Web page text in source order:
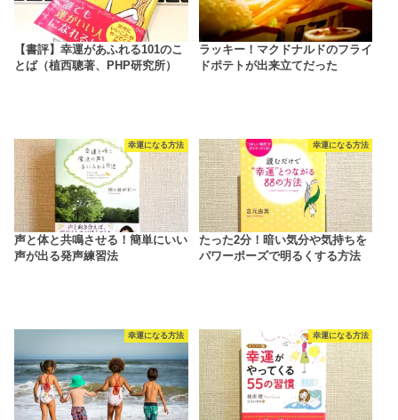
【書評】幸運があふれる101のこ
とば（植西聰著、PHP研究所）
ラッキー！マクドナルドのフライ
ドポテトが出来立てだった
幸運になる方法
声と体と共鳴させる！簡単にいい
声が出る発声練習法
幸運になる方法
たった2分！暗い気分や気持ちを
パワーポーズで明るくする方法
幸運になる方法 幸運になる方法